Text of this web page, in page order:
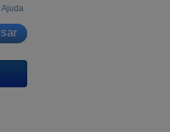
Ajuda